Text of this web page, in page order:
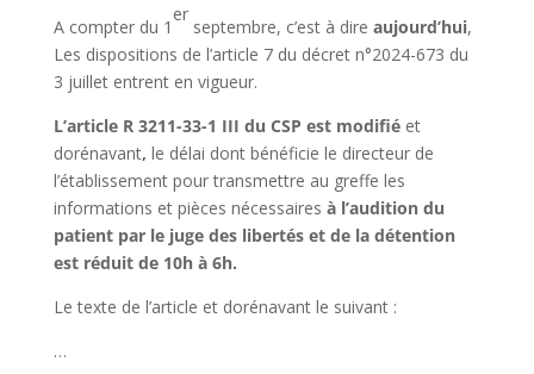
A compter du 1
er
septembre, c’est à dire aujourd’hui,
Les dispositions de l’article 7 du décret n°2024-673 du
3 juillet entrent en vigueur.
L’article R 3211-33-1 III du CSP est modifié et
dorénavant, le délai dont bénéficie le directeur de
l’établissement pour transmettre au greffe les
informations et pièces nécessaires à l’audition du
patient par le juge des libertés et de la détention
est réduit de 10h à 6h.
Le texte de l’article et dorénavant le suivant :
…